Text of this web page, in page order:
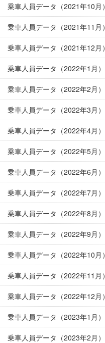
乗車人員データ（2021年10月）
乗車人員データ（2021年11月）
乗車人員データ（2021年12月）
乗車人員データ（2022年1月）
乗車人員データ（2022年2月）
乗車人員データ（2022年3月）
乗車人員データ（2022年4月）
乗車人員データ（2022年5月）
乗車人員データ（2022年6月）
乗車人員データ（2022年7月）
乗車人員データ（2022年8月）
乗車人員データ（2022年9月）
乗車人員データ（2022年10月）
乗車人員データ（2022年11月）
乗車人員データ（2022年12月）
乗車人員データ（2023年1月）
乗車人員データ（2023年2月）